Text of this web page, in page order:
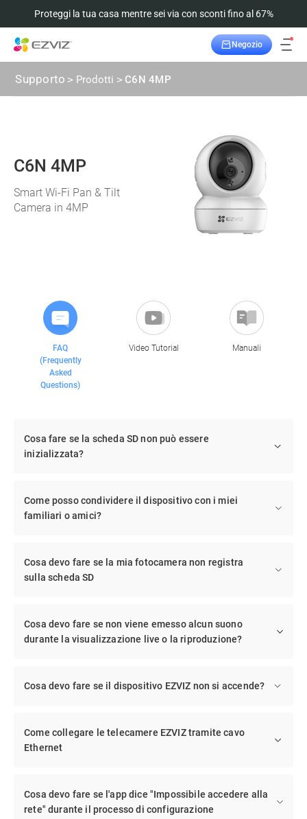
Proteggi la tua casa mentre sei via con sconti fino al 67%
Negozio
Supporto > Prodotti > C6N 4MP
C6N 4MP
Smart Wi-Fi Pan & Tilt
Camera in 4MP
FAQ
(Frequently
Asked
Questions)
Video Tutorial Manuali
Cosa fare se la scheda SD non può essere
inizializzata?
Come posso condividere il dispositivo con i miei
familiari o amici?
Cosa devo fare se la mia fotocamera non registra
sulla scheda SD
Cosa devo fare se non viene emesso alcun suono
durante la visualizzazione live o la riproduzione?
Cosa devo fare se il dispositivo EZVIZ non si accende?
Come collegare le telecamere EZVIZ tramite cavo
Ethernet
Cosa devo fare se l'app dice "Impossibile accedere alla
rete" durante il processo di configurazione